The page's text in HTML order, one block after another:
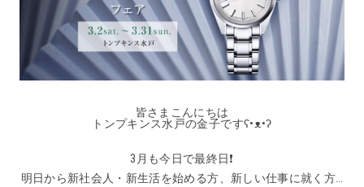
皆さまこんにちは
トンプキンス水戸の金子ですʕ•ᴥ•ʔ
3月も今日で最終日❗️
明日から新社会人・新生活を始める方、新しい仕事に就く方…